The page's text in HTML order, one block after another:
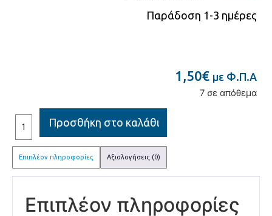
Παράδοση 1-3 ημέρες
1,50€ με Φ.Π.Α
7 σε απόθεμα
Προσθήκη στο καλάθι
Επιπλέον πληροφορίες Αξιολογήσεις (0)
Επιπλέον πληροφορίες